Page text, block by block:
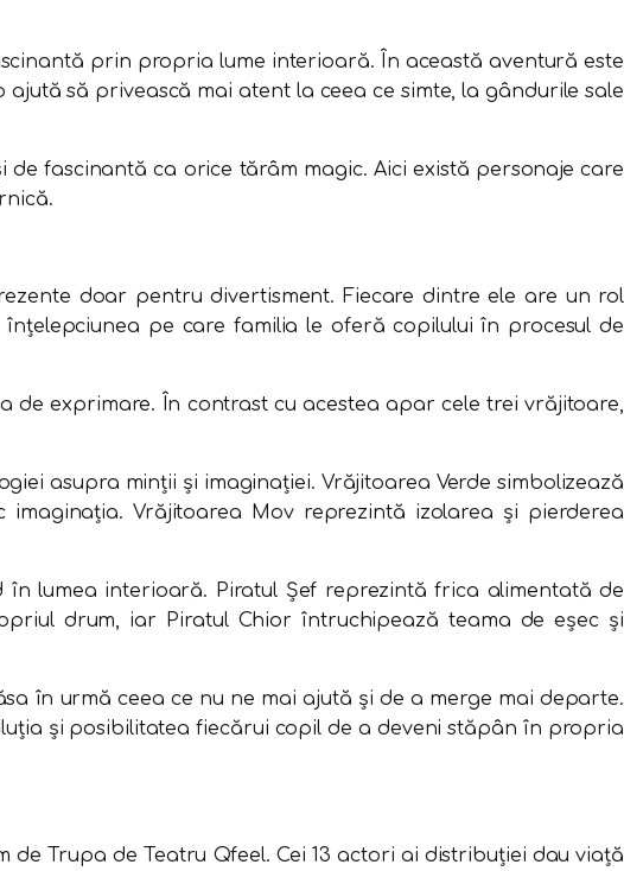
prin propria lume interioară. În această aventură este
să privească mai atent la ceea ce simte, la gândurile sale
fascinantă ca orice tărâm magic. Aici există personaje care
doar pentru divertisment. Fiecare dintre ele are un rol
pe care familia le oferă copilului în procesul de
de exprimare. În contrast cu acestea apar cele trei vrăjitoare,
asupra minții și imaginației. Vrăjitoarea Verde simbolizează
Vrăjitoarea Mov reprezintă izolarea și pierderea
lumea interioară. Piratul Șef reprezintă frica alimentată de
drum, iar Piratul Chior întruchipează teama de eșec și
în urmă ceea ce nu ne mai ajută și de a merge mai departe.
și posibilitatea fiecărui copil de a deveni stăpân în propria
de Trupa de Teatru Qfeel. Cei 13 actori ai distribuției dau viață